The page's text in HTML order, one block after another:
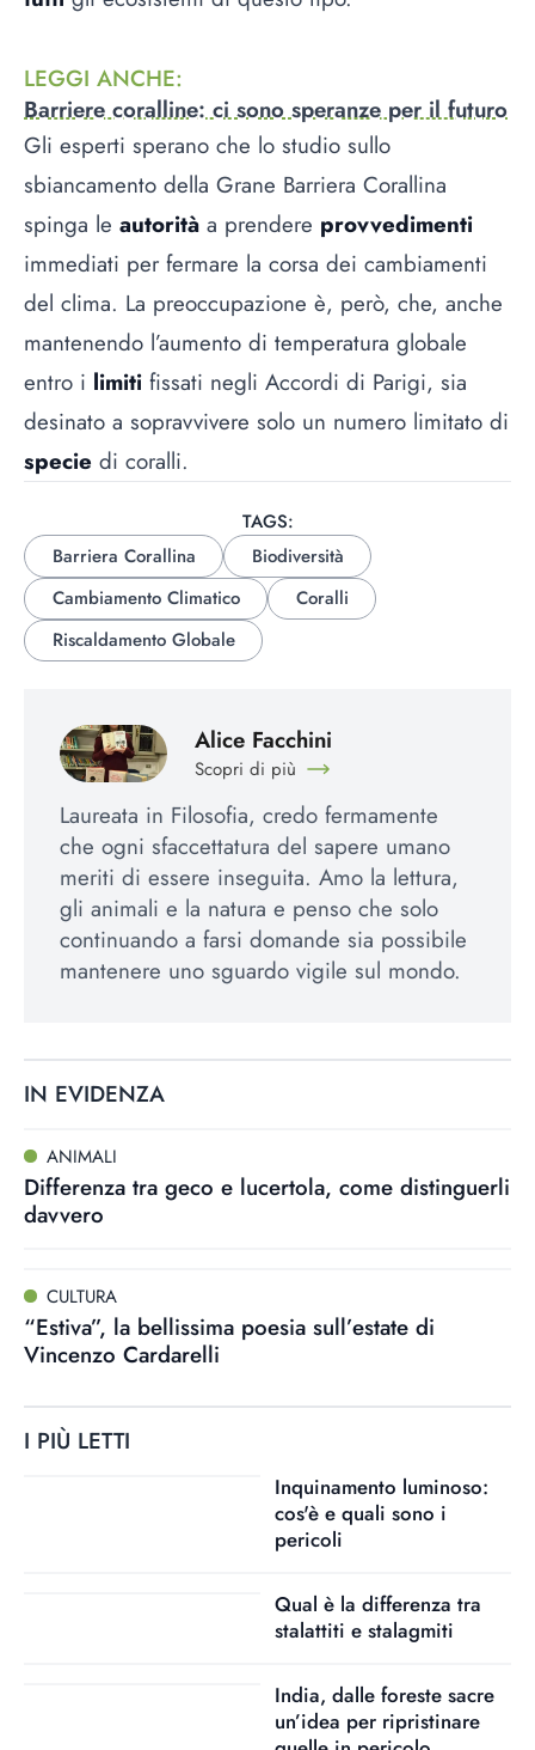
LEGGI ANCHE:
Barriere coralline: ci sono speranze per il futuro
Gli esperti sperano che lo studio sullo
sbiancamento della Grane Barriera Corallina
spinga le autorità a prendere provvedimenti
immediati per fermare la corsa dei cambiamenti
del clima. La preoccupazione è, però, che, anche
mantenendo l’aumento di temperatura globale
entro i limiti fissati negli Accordi di Parigi, sia
desinato a sopravvivere solo un numero limitato di
specie di coralli.
TAGS:
Barriera Corallina
Biodiversità
Cambiamento Climatico
Coralli
Riscaldamento Globale
Alice Facchini
Scopri di più
Laureata in Filosofia, credo fermamente
che ogni sfaccettatura del sapere umano
meriti di essere inseguita. Amo la lettura,
gli animali e la natura e penso che solo
continuando a farsi domande sia possibile
mantenere uno sguardo vigile sul mondo.
IN EVIDENZA
ANIMALI
Differenza tra geco e lucertola, come distinguerli
davvero
CULTURA
“Estiva”, la bellissima poesia sull’estate di
Vincenzo Cardarelli
I PIÙ LETTI
Inquinamento luminoso:
cos'è e quali sono i
pericoli
Qual è la differenza tra
stalattiti e stalagmiti
India, dalle foreste sacre
un’idea per ripristinare